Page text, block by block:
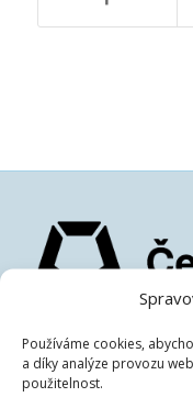
Používáme cookies,
a díky analýze provozu
použitelnost.
České dluhopisové
IČ:07486278
DIČ:CZ07486278